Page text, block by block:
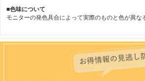
■色味について
モニターの発色具合によって実際のものと色が異な